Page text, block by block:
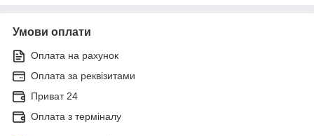
Умови оплати
Оплата на рахунок
Оплата за реквізитами
Приват 24
Оплата з терміналу